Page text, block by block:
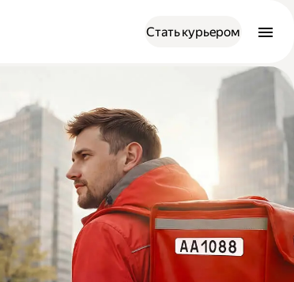
Стать курьером